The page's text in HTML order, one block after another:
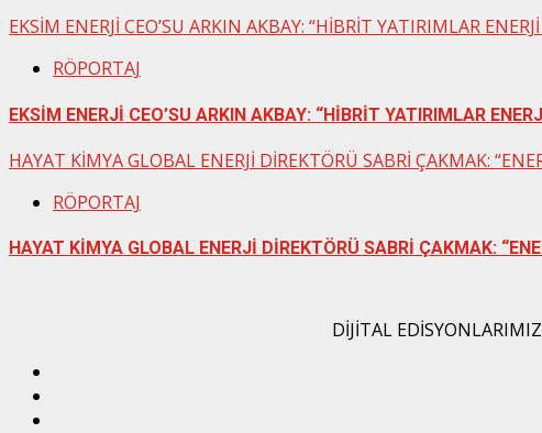
EKSİM ENERJİ CEO’SU ARKIN AKBAY: “HİBRİT YATIRIMLAR
RÖPORTAJ
EKSİM ENERJİ CEO’SU ARKIN AKBAY: “HİBRİT YATIRIMLAR
HAYAT KİMYA GLOBAL ENERJİ DİREKTÖRÜ SABRİ ÇAKMAK:
RÖPORTAJ
HAYAT KİMYA GLOBAL ENERJİ DİREKTÖRÜ SABRİ ÇAKMAK:
DİJİTAL